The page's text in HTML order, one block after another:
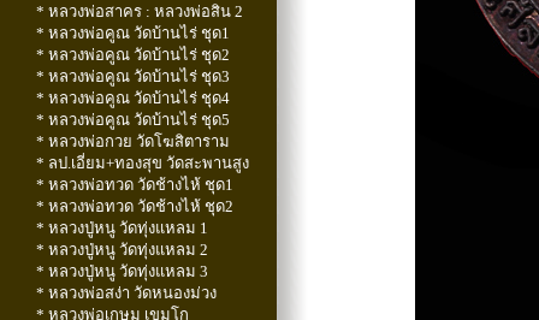
* หลวงพ่อสาคร : หลวงพ่อสิน 2
* หลวงพ่อคูณ วัดบ้านไร่ ชุด1
* หลวงพ่อคูณ วัดบ้านไร่ ชุด2
* หลวงพ่อคูณ วัดบ้านไร่ ชุด3
* หลวงพ่อคูณ วัดบ้านไร่ ชุด4
* หลวงพ่อคูณ วัดบ้านไร่ ชุด5
* หลวงพ่อกวย วัดโฆสิตาราม
* ลป.เอี่ยม+ทองสุข วัดสะพานสูง
* หลวงพ่อทวด วัดช้างไห้ ชุด1
* หลวงพ่อทวด วัดช้างไห้ ชุด2
* หลวงปู่หนู วัดทุ่งแหลม 1
* หลวงปู่หนู วัดทุ่งแหลม 2
* หลวงปู่หนู วัดทุ่งแหลม 3
* หลวงพ่อสง่า วัดหนองม่วง
* หลวงพ่อเกษม เขมโก